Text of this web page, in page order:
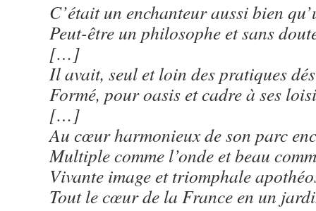
C’était un enchanteur aussi bien
Peut-être un philosophe et sans
[…]
Il avait, seul et loin des pratiques
Formé, pour oasis et cadre à ses
[…]
Au cœur harmonieux de son parc
Multiple comme l’onde et beau
Vivante image et triomphale
Tout le cœur de la France en un